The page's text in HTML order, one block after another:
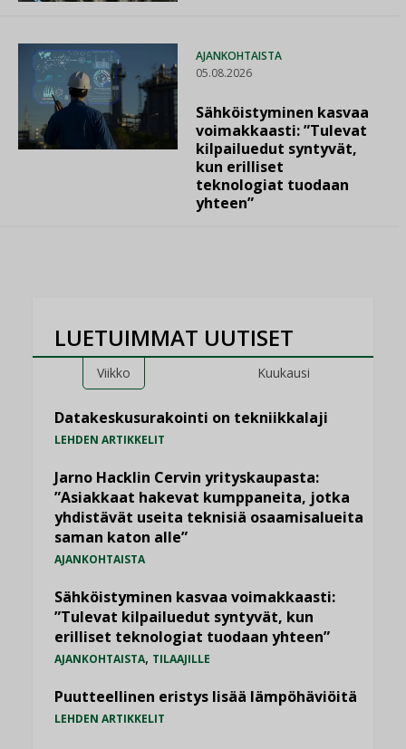
AJANKOHTAISTA
05.08.2026
Sähköistyminen kasvaa
voimakkaasti: ”Tulevat
kilpailuedut syntyvät,
kun erilliset
teknologiat tuodaan
yhteen”
LUETUIMMAT UUTISET
Viikko Kuukausi
Datakeskusurakointi on tekniikkalaji
LEHDEN ARTIKKELIT
Jarno Hacklin Cervin yrityskaupasta:
”Asiakkaat hakevat kumppaneita, jotka
yhdistävät useita teknisiä osaamisalueita
saman katon alle”
AJANKOHTAISTA
Sähköistyminen kasvaa voimakkaasti:
”Tulevat kilpailuedut syntyvät, kun
erilliset teknologiat tuodaan yhteen”
AJANKOHTAISTA, TILAAJILLE
Puutteellinen eristys lisää lämpöhäviöitä
LEHDEN ARTIKKELIT